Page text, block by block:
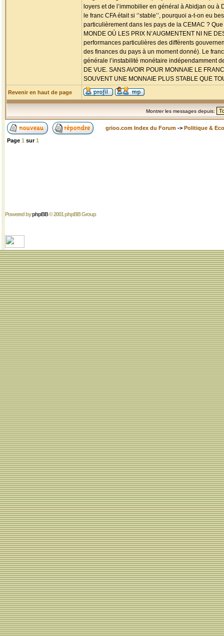
loyers et de l’immobilier en général à Abidjan ou
le franc CFA était si ‘’stable’’, pourquoi a-t-on eu
particulièrement dans les pays de la CEMAC ? Que
MONDE OÙ LES PRIX N’AUGMENTENT NI NE
performances particulières des différents
des finances du pays à un moment donné). Le
générale l’instabilité monétaire indépendamment
DE VUE. SANS AVOIR POUR MONNAIE LE
SOUVENT UNE MONNAIE PLUS STABLE QUE
Revenir en haut de page
Montrer les messages depuis:
grioo.com Index du Forum -> Politique &
Page 1 sur1
Powered byphpBB© 2001 phpBB Group